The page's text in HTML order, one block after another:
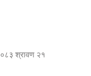
श्रावण २१